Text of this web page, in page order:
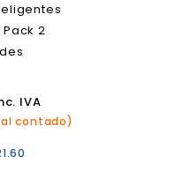
Pack 2
IVA
contado)